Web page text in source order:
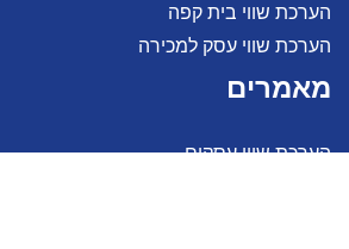
הערכת שווי בית קפה
הערכת שווי עסק למכירה
מאמרים
הערכת שווי עסקים